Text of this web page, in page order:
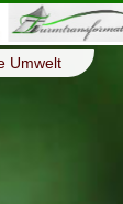
Umwelt